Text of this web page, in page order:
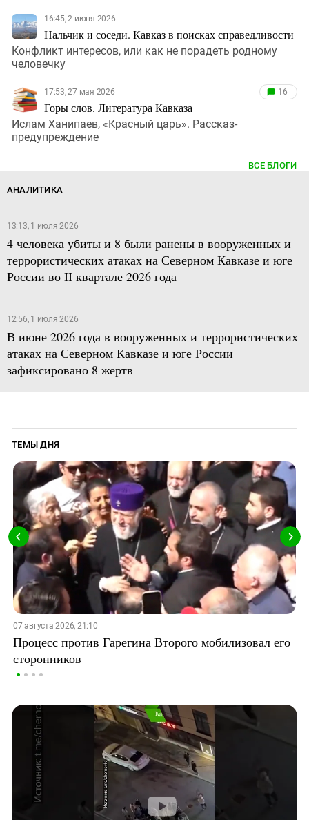
16:45, 2 июня 2026
Нальчик и соседи. Кавказ в поисках справедливости
Конфликт интересов, или как не порадеть родному
человечку
17:53, 27 мая 2026
Горы слов. Литература Кавказа
16
Ислам Ханипаев, «Красный царь». Рассказ-
предупреждение
ВСЕ БЛОГИ
АНАЛИТИКА
13:13, 1 июля 2026
4 человека убиты и 8 были ранены в вооруженных и
террористических атаках на Северном Кавказе и юге
России во II квартале 2026 года
12:56, 1 июля 2026
В июне 2026 года в вооруженных и террористических
атаках на Северном Кавказе и юге России
зафиксировано 8 жертв
ТЕМЫ ДНЯ
07 августа 2026, 21:10
Процесс против Гарегина Второго мобилизовал его
сторонников